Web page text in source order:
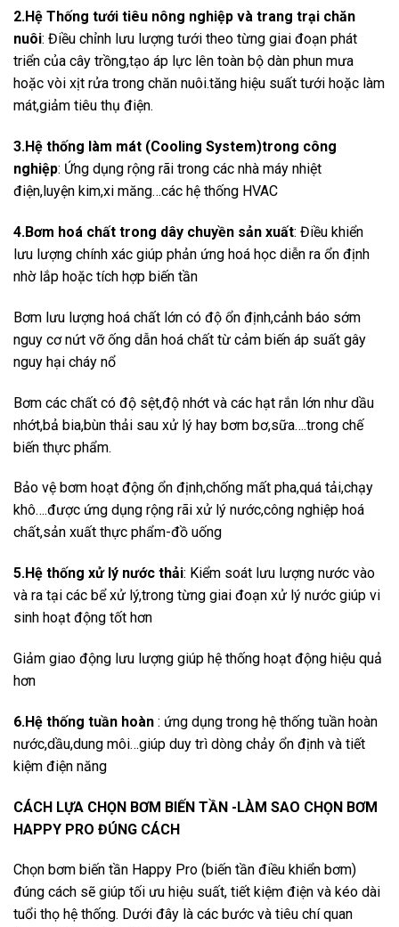
2.Hệ Thống tưới tiêu nông nghiệp và trang trại chăn
nuôi: Điều chỉnh lưu lượng tưới theo từng giai đoạn phát
triển của cây trồng,tạo áp lực lên toàn bộ dàn phun mưa
hoặc vòi xịt rửa trong chăn nuôi.tăng hiệu suất tưới hoặc làm
mát,giảm tiêu thụ điện.
3.Hệ thống làm mát (Cooling System)trong công
nghiệp: Ứng dụng rộng rãi trong các nhà máy nhiệt
điện,luyện kim,xi măng…các hệ thống HVAC
4.Bơm hoá chất trong dây chuyền sản xuất: Điều khiển
lưu lượng chính xác giúp phản ứng hoá học diễn ra ổn định
nhờ lắp hoặc tích hợp biến tần
Bơm lưu lượng hoá chất lớn có độ ổn định,cảnh báo sớm
nguy cơ nứt vỡ ống dẫn hoá chất từ cảm biến áp suất gây
nguy hại cháy nổ
Bơm các chất có độ sệt,độ nhớt và các hạt rắn lớn như dầu
nhớt,bả bia,bùn thải sau xử lý hay bơm bơ,sữa….trong chế
biến thực phẩm.
Bảo vệ bơm hoạt động ổn định,chống mất pha,quá tải,chạy
khô….được ứng dụng rộng rãi xử lý nước,công nghiệp hoá
chất,sản xuất thực phẩm-đồ uống
5.Hệ thống xử lý nước thải: Kiểm soát lưu lượng nước vào
và ra tại các bể xử lý,trong từng giai đoạn xử lý nước giúp vi
sinh hoạt động tốt hơn
Giảm giao động lưu lượng giúp hệ thống hoạt động hiệu quả
hơn
6.Hệ thống tuần hoàn : ứng dụng trong hệ thống tuần hoàn
nước,dầu,dung môi…giúp duy trì dòng chảy ổn định và tiết
kiệm điện năng
CÁCH LỰA CHỌN BƠM BIẾN TẦN -LÀM SAO CHỌN BƠM
HAPPY PRO ĐÚNG CÁCH
Chọn bơm biến tần Happy Pro (biến tần điều khiển bơm)
đúng cách sẽ giúp tối ưu hiệu suất, tiết kiệm điện và kéo dài
tuổi thọ hệ thống. Dưới đây là các bước và tiêu chí quan